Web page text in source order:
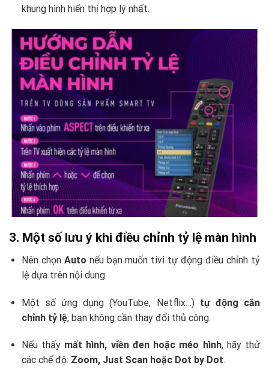
khung hình hiển thị hợp lý nhất.
3. Một số lưu ý khi điều chỉnh tỷ lệ màn hình
Nên chọn Auto nếu bạn muốn tivi tự động điều chỉnh tỷ
lệ dựa trên nội dung.
Một số ứng dụng (YouTube, Netflix…) tự động căn
chỉnh tỷ lệ, bạn không cần thay đổi thủ công.
Nếu thấy mất hình, viền đen hoặc méo hình, hãy thử
các chế độ: Zoom, Just Scan hoặc Dot by Dot.